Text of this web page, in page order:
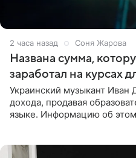
2 часа назад Соня Жарова
Названа сумма,
заработал на курсах
Украинский музыкант
дохода, продавая
языке. Информацию об